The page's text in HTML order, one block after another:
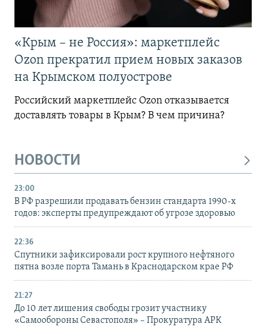
«Крым – не Россия»: маркетплейс
Ozon прекратил прием новых заказов
на Крымском полуострове
Российский маркетплейс Ozon отказывается
доставлять товары в Крым? В чем причина?
НОВОСТИ
23:00
В РФ разрешили продавать бензин стандарта 1990-х
годов: эксперты предупреждают об угрозе здоровью
22:36
Спутники зафиксировали рост крупного нефтяного
пятна возле порта Тамань в Краснодарском крае РФ
21:27
До 10 лет лишения свободы грозит участнику
«Самообороны Севастополя» – Прокуратура АРК